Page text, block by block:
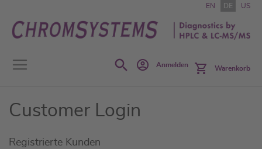
Inhalt
springen
EN DE US
SearchAnmelden Warenkorb
Customer Login
Registrierte Kunden